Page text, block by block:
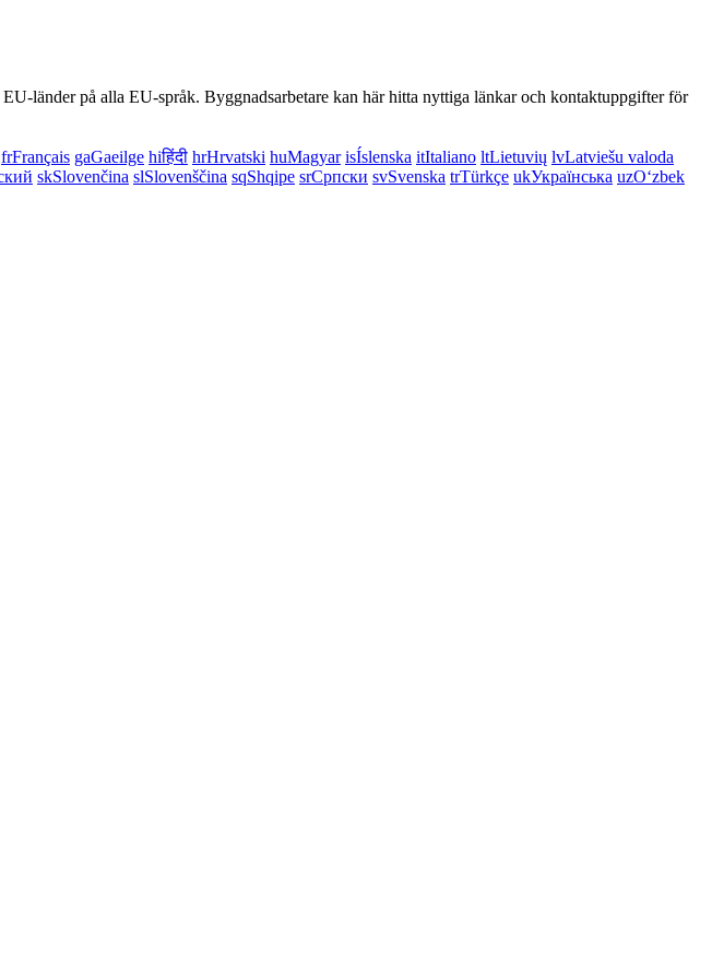
länder på alla EU-språk. Byggnadsarbetare kan här hitta nyttiga länkar och kontaktuppgifter för
frFrançais gaGaeilge hiहिंदी hrHrvatski huMagyar isÍslenska itItaliano ltLietuvių lvLatviešu valoda
skSlovenčina slSlovenščina sqShqipe srСрпски svSvenska trTürkçe ukУкраїнська uzOʻzbek